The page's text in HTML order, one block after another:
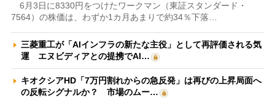
6月3日に8330円をつけたワークマン（東証スタンダード・
7564）の株価は、わずか1カ月あまりで約34％下落…
三菱重工が「AIインフラの新たな主役」として再評価される気
運 エヌビディアとの提携でAI…
キオクシアHD「7万円割れからの急反発」は再びの上昇局面へ
の反転シグナルか？ 市場のムー…